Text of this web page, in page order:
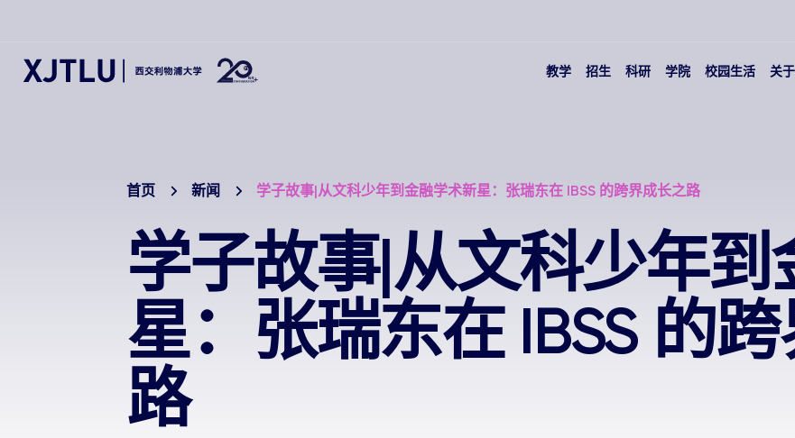
教学 招生 科研 学院 校园生活 关
首页 新闻 学子故事|从文科少年到金融学术新星：张瑞东在 IBSS 的跨界成长之路
学子故事|从文科少年
星：张瑞东在 IBSS 的
路